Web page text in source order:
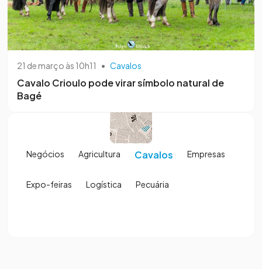
21 de março às 10h11 • Cavalos
Cavalo Crioulo pode virar símbolo natural de
Bagé
Negócios Agricultura Cavalos Empresas
Expo-feiras Logística Pecuária